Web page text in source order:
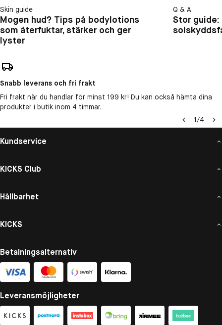
Skin guide
Mogen hud? Tips på bodylotions
som återfuktar, stärker och ger
lyster
Q & A
Stor guide:
Snabb leverans och fri frakt
Fri frakt när du handlar för minst 199 kr! Du kan också hämta dina
produkter i butik inom 4 timmar.
1/4
Kundservice
KICKS Club
Hållbarhet
KICKS
Betalningsalternativ
Leveransmöjligheter